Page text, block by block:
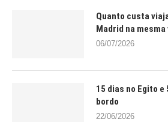
Quanto custa
Madrid na mesma
06/07/2026
15 dias no Egito e
bordo
22/06/2026